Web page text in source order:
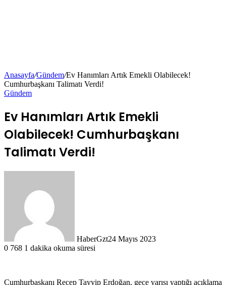
Anasayfa/Gündem/Ev Hanımları Artık Emekli Olabilecek!
Cumhurbaşkanı Talimatı Verdi!
Gündem
Ev Hanımları Artık Emekli
Olabilecek! Cumhurbaşkanı
Talimatı Verdi!
HaberGzt24 Mayıs 2023
0 768 1 dakika okuma süresi
Cumhurbaşkanı Recep Tayyip Erdoğan, gece yarısı yaptığı açıklama